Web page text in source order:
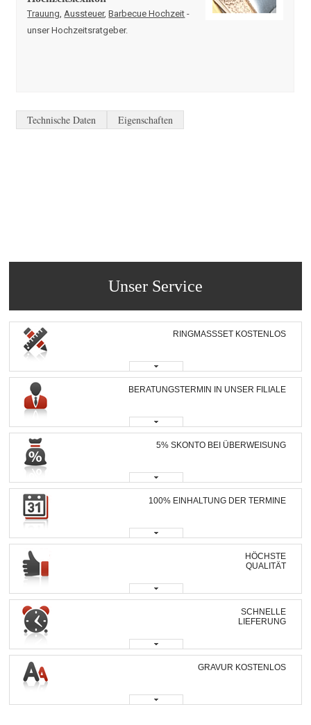
Trauung Aussteuer,Barbecue Hochzeit -
unser Hochzeitsratgeber.
Technische Daten Eigenschaften
Unser Service
RINGMASSSET KOSTENLOS
BERATUNGSTERMIN IN UNSER FILIALE
5% SKONTO BEI ÜBERWEISUNG
100% EINHALTUNG DER TERMINE
HÖCHSTE
QUALITÄT
SCHNELLE
LIEFERUNG
GRAVUR KOSTENLOS